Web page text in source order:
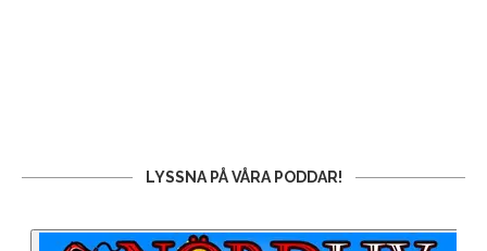
LYSSNA PÅ VÅRA PODDAR!